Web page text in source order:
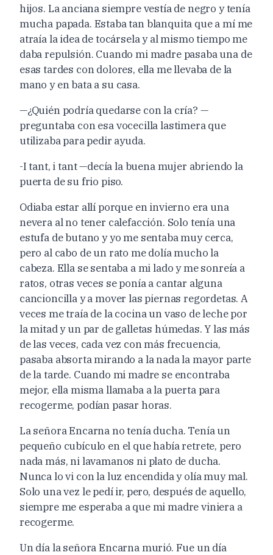
hijos. La anciana siempre vestía de negro y tenía
mucha papada. Estaba tan blanquita que a mí me
atraía la idea de tocársela y al mismo tiempo me
daba repulsión. Cuando mi madre pasaba una de
esas tardes con dolores, ella me llevaba de la
mano y en bata a su casa.
—¿Quién podría quedarse con la cría? —
preguntaba con esa vocecilla lastimera que
utilizaba para pedir ayuda.
-I tant, i tant —decía la buena mujer abriendo la
puerta de su frio piso.
Odiaba estar allí porque en invierno era una
nevera al no tener calefacción. Solo tenía una
estufa de butano y yo me sentaba muy cerca,
pero al cabo de un rato me dolía mucho la
cabeza. Ella se sentaba a mi lado y me sonreía a
ratos, otras veces se ponía a cantar alguna
cancioncilla y a mover las piernas regordetas. A
veces me traía de la cocina un vaso de leche por
la mitad y un par de galletas húmedas. Y las más
de las veces, cada vez con más frecuencia,
pasaba absorta mirando a la nada la mayor parte
de la tarde. Cuando mi madre se encontraba
mejor, ella misma llamaba a la puerta para
recogerme, podían pasar horas.
La señora Encarna no tenía ducha. Tenía un
pequeño cubículo en el que había retrete, pero
nada más, ni lavamanos ni plato de ducha.
Nunca lo vi con la luz encendida y olía muy mal.
Solo una vez le pedí ir, pero, después de aquello,
siempre me esperaba a que mi madre viniera a
recogerme.
Un día la señora Encarna murió. Fue un día